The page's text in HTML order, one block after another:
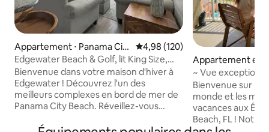
Appartement ⋅ Panama City
Beach
Évaluation moyenne sur la
4,98 (120)
Edgewater Beach & Golf, lit King Size,
vue sur l'océan !
Bienvenue dans votre maison d'hiver à
Edgewater ! Découvrez l'un des
meilleurs complexes en bord de mer de
Panama City Beach. Réveillez-vous
sur le golfe depuis votre balcon privé et
Appartement en
⋅ Panama City
~ Vue
principale +
Bienvenue sur les
monde et les
vacances aux
Beach, FL ! Notre